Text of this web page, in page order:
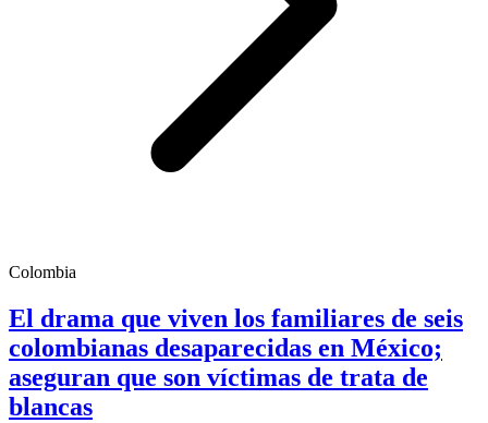
Colombia
El drama que viven los familiares de seis
colombianas desaparecidas en México;
aseguran que son víctimas de trata de
blancas